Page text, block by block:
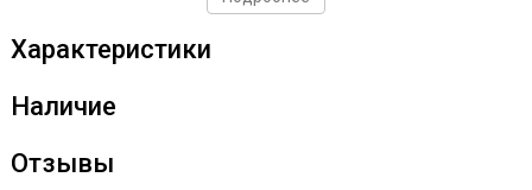
под ручкой, что позволяет легко сливать остатки браги,
поднимая лишь противоположную ручку.
Совместимость с любыми плитами
Характеристики
Наличие
Отзывы